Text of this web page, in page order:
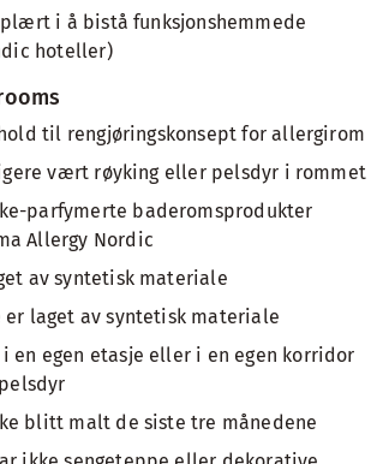
i å bistå funksjonshemmede
hoteller)
til rengjøringskonsept for allergirom
vært røyking eller pelsdyr i rommet
parfymerte baderomsprodukter
Allergy Nordic
av syntetisk materiale
er laget av syntetisk materiale
en egen etasje eller i en egen korridor
blitt malt de siste tre månedene